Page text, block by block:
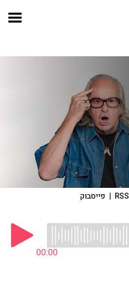
RSS
| פייסבוק
00:00